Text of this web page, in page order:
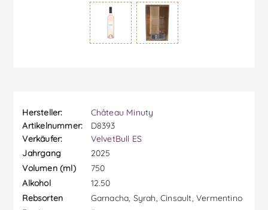
Hersteller:
Château Minuty
Artikelnummer:
D8393
Verkäufer:
VelvetBull ES
Jahrgang
2025
Volumen (ml)
750
Alkohol
12.50
Rebsorten
Garnacha, Syrah, Cinsault, Vermentino